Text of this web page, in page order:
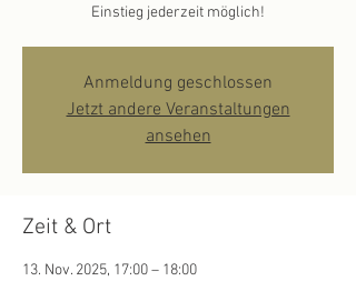
Einstieg jederzeit möglich!
Anmeldung geschlossen
Jetzt andere Veranstaltungen
ansehen
Zeit & Ort
13. Nov. 2025, 17:00 – 18:00